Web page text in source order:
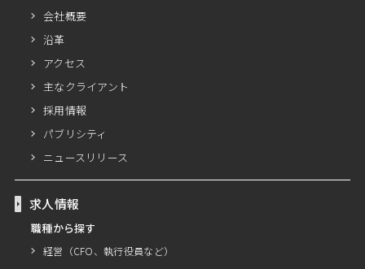
会社概要
沿革
アクセス
主なクライアント
採用情報
パブリシティ
ニュースリリース
求人情報
職種から探す
経営（CFO、執行役員など）